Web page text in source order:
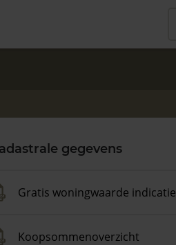
gegevens
Gratis woningwaarde indicatie
Koopsommenoverzicht